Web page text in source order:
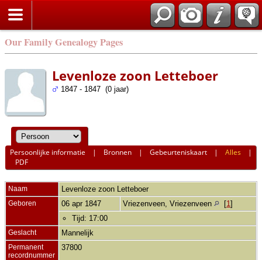
Our Family Genealogy Pages
Levenloze zoon Letteboer
1847 - 1847 (0 jaar)
Persoonlijke informatie | Bronnen |Gebeurteniskaart |Alles |
PDF
Naam Levenloze zoon Letteboer
Geboren 06 apr 1847 Vriezenveen, Vriezenveen [1 ]
Tijd: 17:00
Geslacht Mannelijk
Permanent
recordnummer
37800